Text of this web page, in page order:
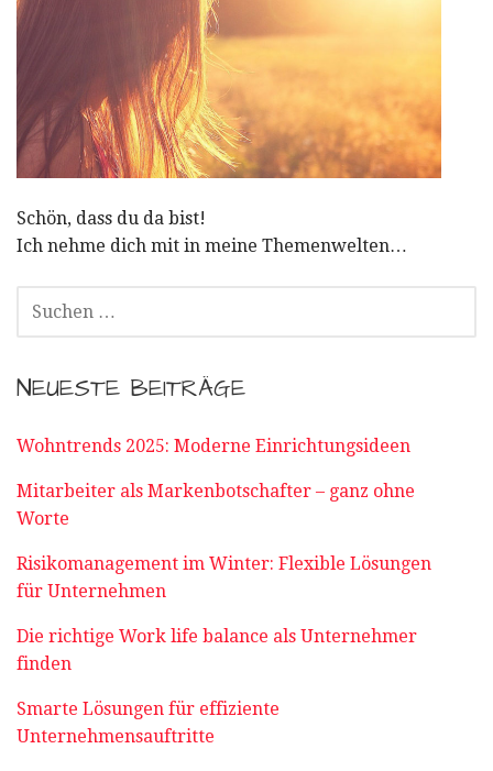
Schön, dass du da bist!
Ich nehme dich mit in meine Themenwelten…
SUCHEN
NACH:
NEUESTE BEITRÄGE
Wohntrends 2025: Moderne Einrichtungsideen
Mitarbeiter als Markenbotschafter – ganz ohne
Worte
Risikomanagement im Winter: Flexible Lösungen
für Unternehmen
Die richtige Work life balance als Unternehmer
finden
Smarte Lösungen für effiziente
Unternehmensauftritte